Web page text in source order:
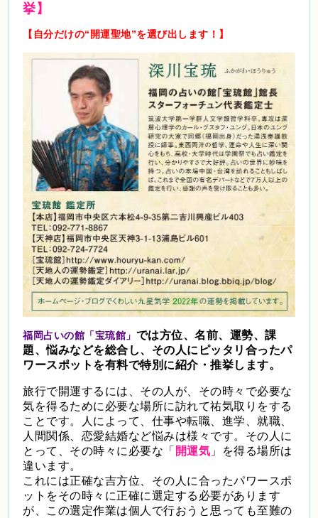
挙】
【自分だけの“開運聖地”を選び出します！】
福岡占いの館「宝琉館」 では方位、名前、運勢、課
題、悩みなどを総合し、その人にピッタリ合ったパ
ワースポットを有料で特別に紹介・推挙します。
旅行で開運するには、その人が、その時々で必要な
気を得るために必要な場所に訪れて祐気取りをする
ことです。人によって、仕事や転職、進学、就職、
人間関係、恋愛結婚など悩みは様々です。その人に
とって、その時々に必要な「 開運気 」を得る場所は
違います。
これには正確な吉方位、その人に合ったパワースポ
ットをその時々に正確に選定する必要があります
が、この選定作業は個人で行おうと思っても至難の